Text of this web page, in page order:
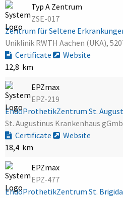
Typ A Zentrum
ZSE-017
Zentrum für Seltene
Uniklinik RWTH Aachen (UKA),
Certificate
Website
12,8 km
EPZmax
EPZ-219
EndoProthetikZentrum St.
St. Augustinus Krankenhaus
Certificate
Website
18,4 km
EPZmax
EPZ-477
EndoProthetikZentrum St.